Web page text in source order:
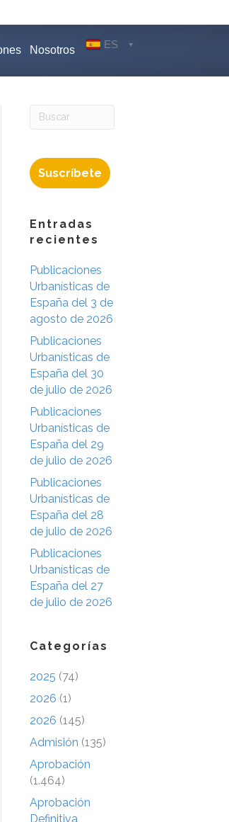
Nosotros ES
Suscríbete
Entradas
recientes
Publicaciones
Urbanísticas de
España del 3 de
agosto de 2026
Publicaciones
Urbanísticas de
España del 30
de julio de 2026
Publicaciones
Urbanísticas de
España del 29
de julio de 2026
Publicaciones
Urbanísticas de
España del 28
de julio de 2026
Publicaciones
Urbanísticas de
España del 27
de julio de 2026
Categorías
2025 (74)
2026 (1)
2026 (145)
Admisión (135)
Aprobación
(1.464)
Aprobación
Definitiva